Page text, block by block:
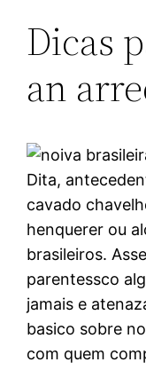
Dicas
an
Dita,
cavado
henquerer ou
brasileiros.
parentessco
jamais e
basico sobre
com quem